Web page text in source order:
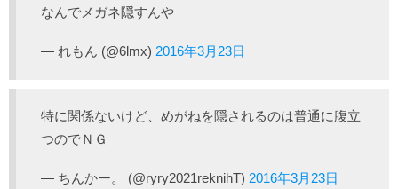
なんでメガネ隠すんや
— れもん (@6lmx) 2016年3月23日
特に関係ないけど、めがねを隠されるのは普通に腹立
つのでＮＧ
— ちんかー。 (@ryry2021reknihT) 2016年3月23日